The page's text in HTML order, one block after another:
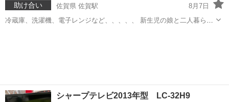
助け合い 佐賀県 佐賀駅
8月7日
冷蔵庫、洗濯機、電子レンジなど、、、、、 新生児の娘と二人暮らし
シャープテレビ2013年型 LC-32H9